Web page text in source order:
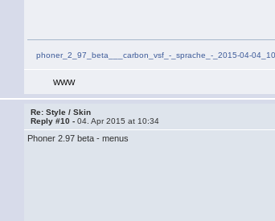
phoner_2_97_beta___carbon_vsf_-_sprache_-_2015-04-
WWW
Re: Style / Skin
Reply #10 -04. Apr 2015 at 10:34
Phoner 2.97 beta - menus